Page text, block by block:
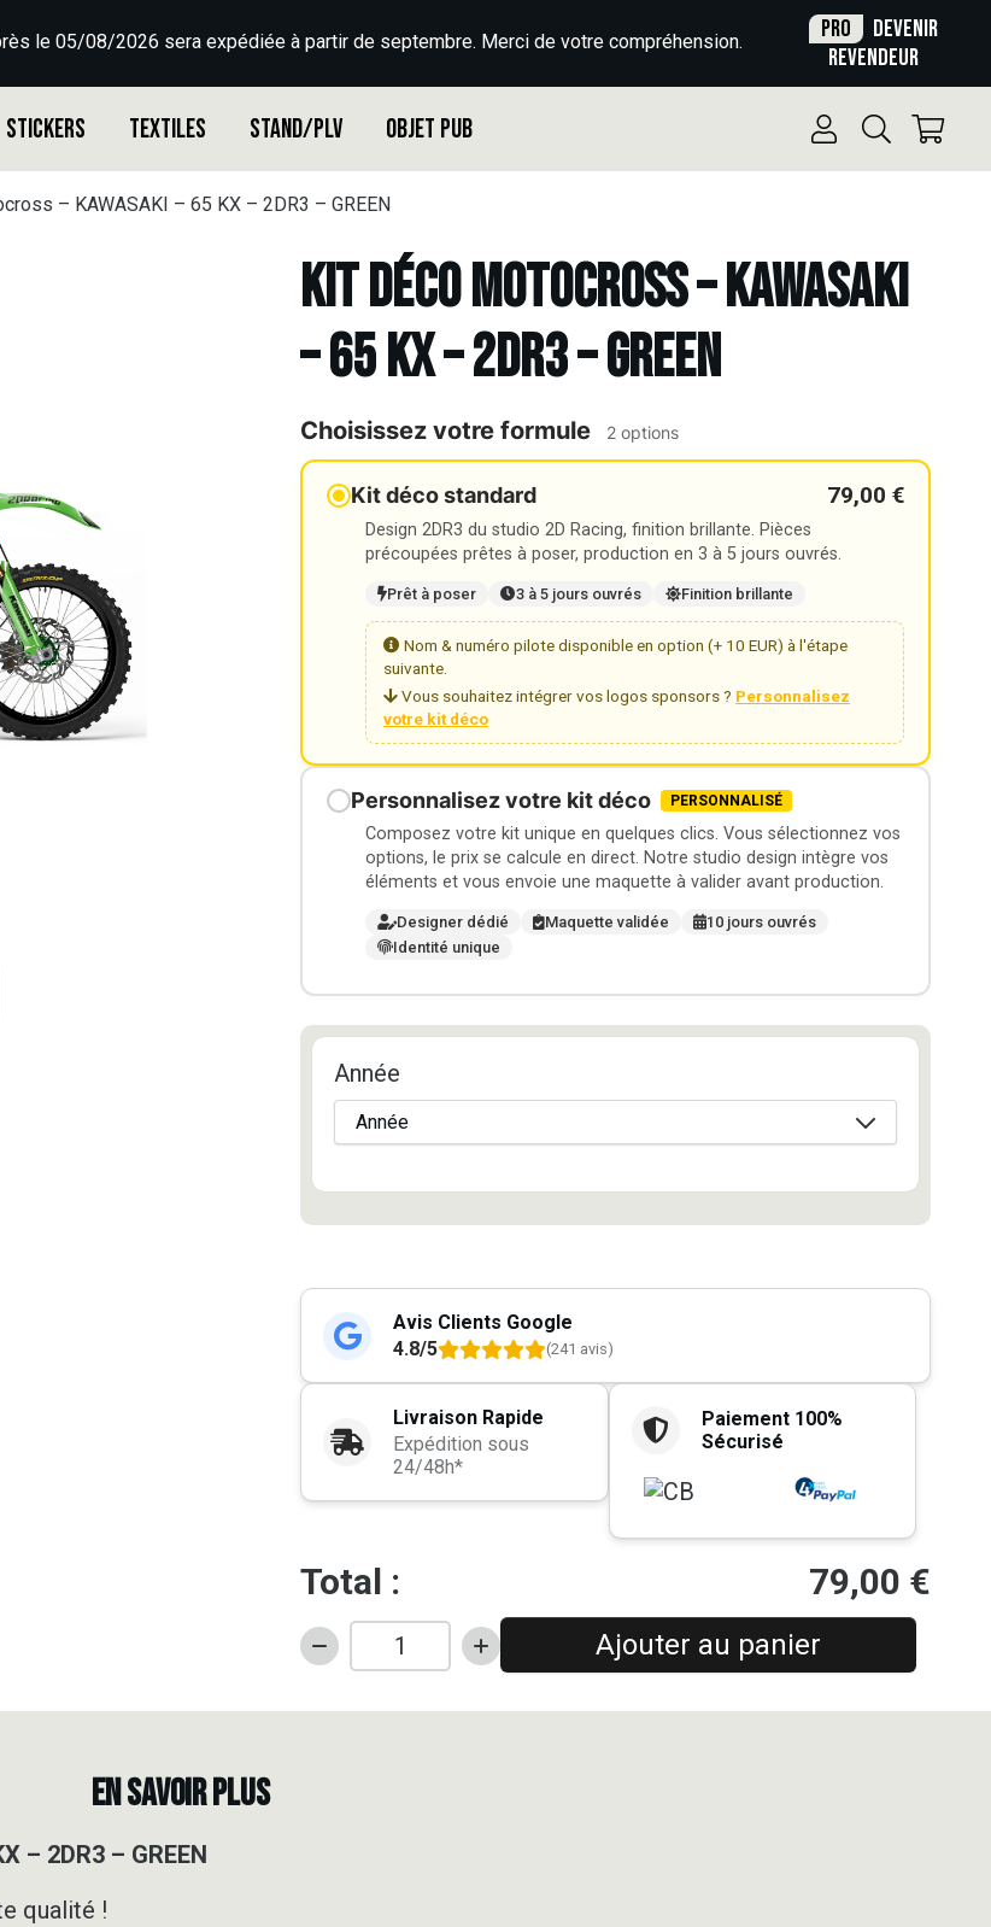
le 05/08/2026 sera expédiée à partir de septembre. Merci de votre compréhension. Pro
Devenir
revendeur
Stickers Textiles Stand/PLV Objet Pub
– KAWASAKI – 65 KX – 2DR3 – GREEN
Kit déco Motocross – KAWASAKI
– 65 KX – 2DR3 – GREEN
Choisissez votre formule 2 options
Kit déco standard 79,00 €
Design 2DR3 du studio 2D Racing, finition brillante. Pièces
précoupées prêtes à poser, production en 3 à 5 jours ouvrés.
Prêt à poser 3 à 5 jours ouvrés Finition brillante
Nom & numéro pilote disponible en option (+ 10 EUR) à l'étape
suivante.
Vous souhaitez intégrer vos logos sponsors ? Personnalisez
votre kit déco
Personnalisez votre kit déco PERSONNALISÉ
Composez votre kit unique en quelques clics. Vous sélectionnez vos
options, le prix se calcule en direct. Notre studio design intègre vos
éléments et vous envoie une maquette à valider avant production.
Designer dédié Maquette validée
10 jours ouvrés
Identité unique
Année
Avis Clients Google
4.8/5
(241 avis)
Livraison Rapide
Expédition sous
24/48h*
Paiement 100%
Sécurisé
Total : 79,00 €
quantité
Kit
Ajouter au panier
EN SAVOIR PLUS
– 2DR3 – GREEN
qualité !